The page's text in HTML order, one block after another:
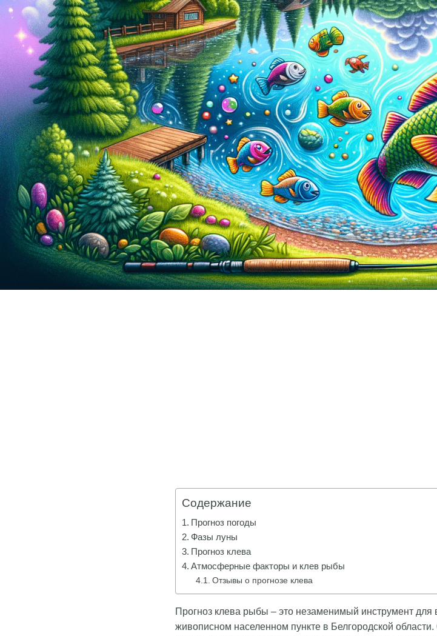
Содержание
Прогноз погоды
Фазы луны
Прогноз клева
Атмосферные факторы и клев рыбы
Отзывы о прогнозе клева
Прогноз клева рыбы – это незаменимый инструмент
живописном населенном пункте в Белгородской